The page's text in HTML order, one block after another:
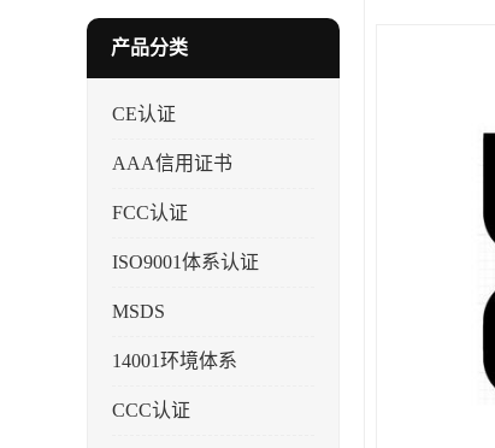
产品分类
CE认证
AAA信用证书
FCC认证
ISO9001体系认证
MSDS
14001环境体系
CCC认证